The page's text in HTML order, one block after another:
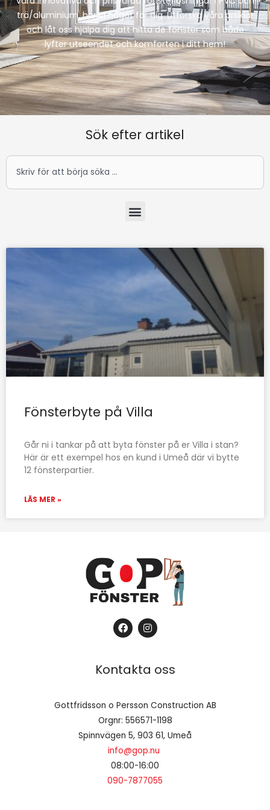
trä/aluminium, har vi något för dig. Utforska våra artiklar
och låt oss hjälpa dig att hitta de fönster som både
lyfter utseendet och komforten i ditt hem!
Sök efter artikel
Meny
Fönsterbyte på Villa
Går ni i tankar på att byta fönster på er Villa i stan?
Här är ett exempel hos en kund i Umeå där vi bytte
12 fönsterpartier.
LÄS MER »
F
a
c
o
I
n
s
g
m
Kontakta oss
Gottfridsson o Persson Construction AB
Orgnr: 556571-1198
Spinnvägen 5, 903 61, Umeå
info@gop.nu
08:00-16:00
090-7877055